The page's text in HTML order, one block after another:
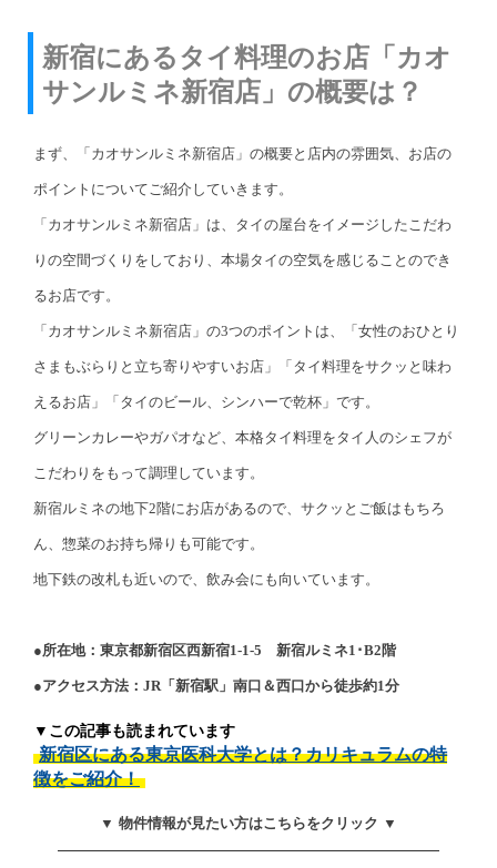
新宿にあるタイ料理のお店「カオ
サンルミネ新宿店」の概要は？
まず、「カオサンルミネ新宿店」の概要と店内の雰囲気、お店の
ポイントについてご紹介していきます。
「カオサンルミネ新宿店」は、タイの屋台をイメージしたこだわ
りの空間づくりをしており、本場タイの空気を感じることのでき
るお店です。
「カオサンルミネ新宿店」の3つのポイントは、「女性のおひとり
さまもぶらりと立ち寄りやすいお店」「タイ料理をサクッと味わ
えるお店」「タイのビール、シンハーで乾杯」です。
グリーンカレーやガパオなど、本格タイ料理をタイ人のシェフが
こだわりをもって調理しています。
新宿ルミネの地下2階にお店があるので、サクッとご飯はもちろ
ん、惣菜のお持ち帰りも可能です。
地下鉄の改札も近いので、飲み会にも向いています。
●所在地：東京都新宿区西新宿1-1-5 新宿ルミネ1･B2階
●アクセス方法：JR「新宿駅」南口＆西口から徒歩約1分
▼この記事も読まれています
新宿区にある東京医科大学とは？カリキュラムの特
徴をご紹介！
▼ 物件情報が見たい方はこちらをクリック ▼